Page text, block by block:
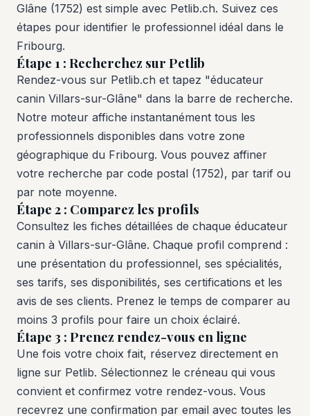
Glâne (1752) est simple avec Petlib.ch. Suivez ces
étapes pour identifier le professionnel idéal dans le
Fribourg.
Étape 1 : Recherchez sur Petlib
Rendez-vous sur Petlib.ch et tapez "éducateur
canin Villars-sur-Glâne" dans la barre de recherche.
Notre moteur affiche instantanément tous les
professionnels disponibles dans votre zone
géographique du Fribourg. Vous pouvez affiner
votre recherche par code postal (1752), par tarif ou
par note moyenne.
Étape 2 : Comparez les profils
Consultez les fiches détaillées de chaque éducateur
canin à Villars-sur-Glâne. Chaque profil comprend :
une présentation du professionnel, ses spécialités,
ses tarifs, ses disponibilités, ses certifications et les
avis de ses clients. Prenez le temps de comparer au
moins 3 profils pour faire un choix éclairé.
Étape 3 : Prenez rendez-vous en ligne
Une fois votre choix fait, réservez directement en
ligne sur Petlib. Sélectionnez le créneau qui vous
convient et confirmez votre rendez-vous. Vous
recevrez une confirmation par email avec toutes les